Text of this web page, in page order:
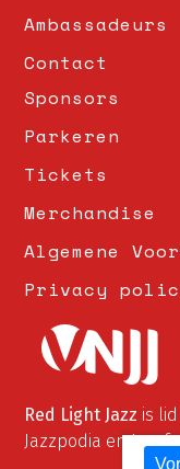
Ambassadeurs
Contact
Sponsors
Parkeren
Tickets
Merchandise
Algemene
Privacy
Red Light Jazz is
Jazzpodia en